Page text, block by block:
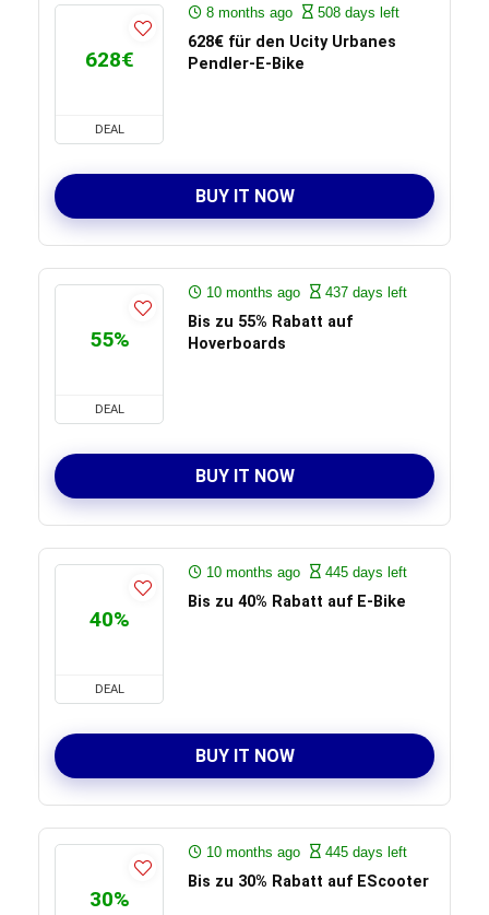
628€
DEAL
8 months ago 508 days left
628€ für den Ucity Urbanes
Pendler‑E‑Bike
BUY IT NOW
55%
DEAL
10 months ago 437 days left
Bis zu 55% Rabatt auf
Hoverboards
BUY IT NOW
40%
DEAL
10 months ago 445 days left
Bis zu 40% Rabatt auf E-Bike
BUY IT NOW
30%
10 months ago 445 days left
Bis zu 30% Rabatt auf EScooter